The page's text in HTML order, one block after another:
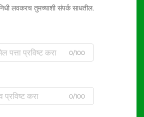
लवकरच तुमच्याशी संपर्क साधतील.
0/100
0/100